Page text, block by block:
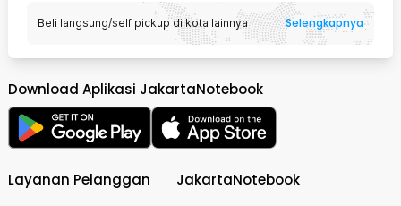
Beli langsung/self pickup di kota lainnya Selengkapnya
Download Aplikasi JakartaNotebook
Layanan Pelanggan JakartaNotebook